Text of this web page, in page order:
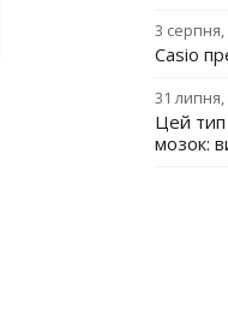
3 серпня,
Casio
31 липня,
Цей
мозок: